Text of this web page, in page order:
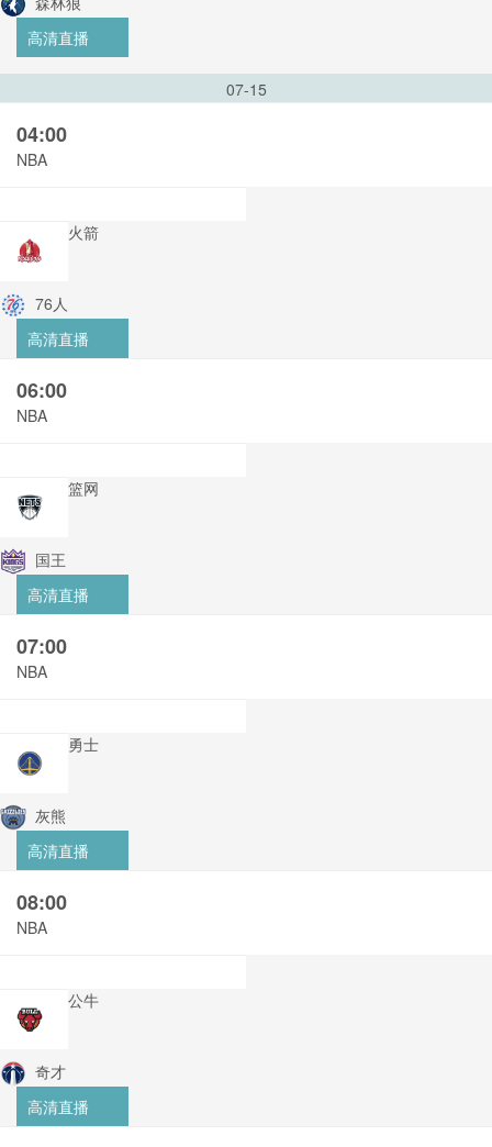
高清直播
07-15
04:00
NBA
火箭
76人
高清直播
06:00
NBA
篮网
国王
高清直播
07:00
NBA
勇士
灰熊
高清直播
08:00
NBA
公牛
奇才
高清直播